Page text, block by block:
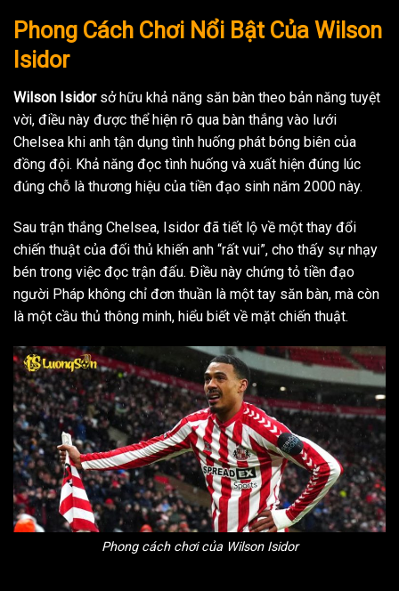
Phong Cách Chơi Nổi Bật Của Wilson
Isidor
Wilson Isidorsở hữu khả năng săn bàn theo bản năng tuyệt
vời, điều này được thể hiện rõ qua bàn thắng vào lưới
Chelsea khi anh tận dụng tình huống phát bóng biên của
đồng đội. Khả năng đọc tình huống và xuất hiện đúng lúc
đúng chỗ là thương hiệu của tiền đạo sinh năm 2000 này.
Sau trận thắng Chelsea, Isidor đã tiết lộ về một thay đổi
chiến thuật của đối thủ khiến anh “rất vui”, cho thấy sự nhạy
bén trong việc đọc trận đấu. Điều này chứng tỏ tiền đạo
người Pháp không chỉ đơn thuần là một tay săn bàn, mà còn
là một cầu thủ thông minh, hiểu biết về mặt chiến thuật.
Phong cách chơi của Wilson Isidor